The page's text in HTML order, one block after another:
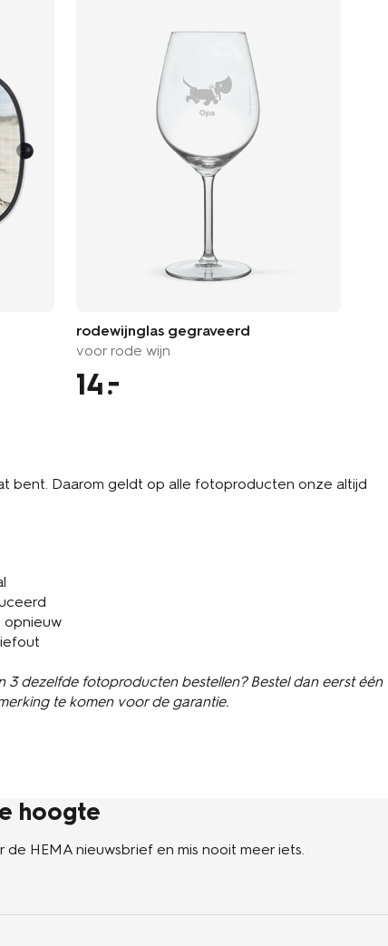
rodewijnglas gegraveerd
voor rode wijn
14
bent. Daarom geldt op alle fotoproducten onze altijd
opnieuw
3 dezelfde fotoproducten bestellen? Bestel dan eerst één
te komen voor de garantie.
hoogte
de HEMA nieuwsbrief en mis nooit meer iets.